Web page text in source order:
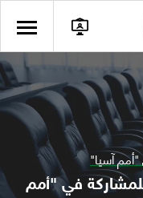
آسيا"
في "أمم